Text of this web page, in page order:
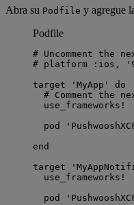
Abra su Podfile y agregue
Podfile
# Uncomment
# platform :ios,
target
' MyApp '
do
# Comment the
use_frameworks!
pod
'
end
target
'
use_frameworks!
pod
'